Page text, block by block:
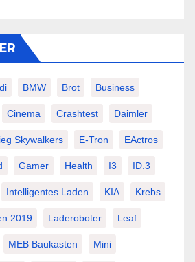
BMW Brot Business
Cinema Crashtest Daimler
Skywalkers E-Tron EActros
Gamer Health I3 ID.3
Intelligentes Laden KIA Krebs
2019 Laderoboter Leaf
MEB Baukasten Mini